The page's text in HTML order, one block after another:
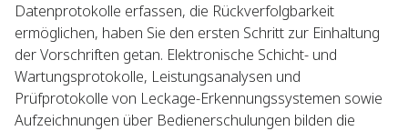
Datenprotokolle erfassen, die Rückverfolgbarkeit
ermöglichen, haben Sie den ersten Schritt zur Einhaltung
der Vorschriften getan. Elektronische Schicht- und
Wartungsprotokolle, Leistungsanalysen und
Prüfprotokolle von Leckage-Erkennungssystemen sowie
Aufzeichnungen über Bedienerschulungen bilden die